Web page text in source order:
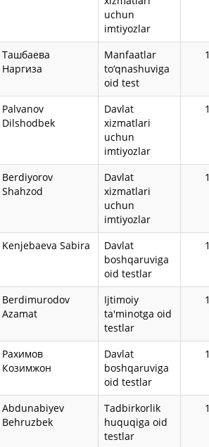
uchun
imtiyozlar
Ташбаева
Наргиза
Manfaatlar
to‘qnashuviga
oid test
Palvanov
Dilshodbek
Davlat
xizmatlari
uchun
imtiyozlar
Berdiyorov
Shahzod
Davlat
xizmatlari
uchun
imtiyozlar
Kenjebaeva Sabira
Davlat
boshqaruviga
oid testlar
Berdimurodov
Azamat
Ijtimoiy
ta'minotga oid
testlar
Рахимов
Козимжон
Davlat
boshqaruviga
oid testlar
Abdunabiyev
Behruzbek
Tadbirkorlik
huquqiga oid
testlar